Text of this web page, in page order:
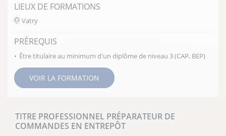
LIEUX DE FORMATIONS
Vatry
PRÉREQUIS
Être titulaire au minimum d'un diplôme de niveau 3 (CAP, BEP)
VOIR LA FORMATION
TITRE PROFESSIONNEL PRÉPARATEUR DE
COMMANDES EN ENTREPÔT